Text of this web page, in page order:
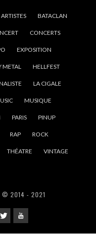
ARTISTES BATACLAN
CONCERTS
EXPOSITION
METAL HELLFEST
LA CIGALE
MUSIQUE
PARIS PINUP
RAP ROCK
THÉATRE VINTAGE
© 2014 - 2021